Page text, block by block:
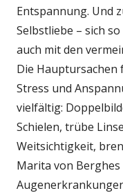
Entspannung. Und
Selbstliebe – sich
auch mit den
Die
Stress und
vielfältig:
Schielen, trübe
Weitsichtigkeit,
Marita von